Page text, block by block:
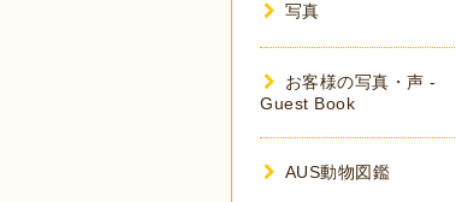
写真
お客様の写真・声 -
Guest Book
AUS動物図鑑